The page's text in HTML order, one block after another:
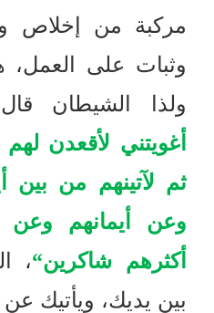
مركبة من إخلاص
وثبات على العمل،
ولذا الشيطان
أغويتني لأقعدن
ثم لآتينهم من بين
وعن أيمانهم وعن
أكثرهم شاكرين“،
بين يديك، ويأتيك